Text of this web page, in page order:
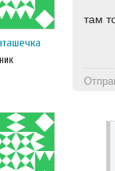
там